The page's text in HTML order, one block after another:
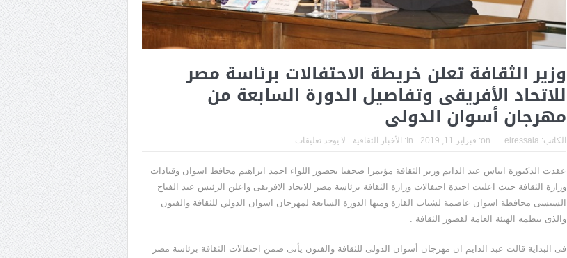
وزير الثقافة تعلن خريطة الاحتفالات برئاسة مصر
للاتحاد الأفريقى وتفاصيل الدورة السابعة من
مهرجان أسوان الدولى
الكاتب: elressala
on: فبراير 11, 2019 In: الأخبار الثقافية لا يوجد تعليقات
عقدت الدكتورة ايناس عبد الدايم وزير الثقافة مؤتمرا صحفيا بحضور اللواء احمد ابراهيم محافظ اسوان وقيادات
وزارة الثقافة حيث اعلنت اجندة احتفالات وزارة الثقافة برئاسة مصر للاتحاد الافريقى واعلن الرئيس عبد الفتاح
السيسى محافظة اسوان عاصمة لشباب القارة ومنها الدورة السابعة لمهرجان اسوان الدولي للثقافة والفنون
والذى تنظمه الهيئة العامة لقصور الثقافة .
فى البداية قالت عبد الدايم ان مهرجان أسوان الدولى للثقافة والفنون يأتى ضمن احتفالات الثقافة برئاسة مصر